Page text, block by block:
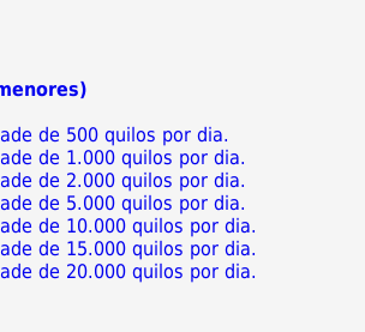
de 500 quilos por dia.
de 1.000 quilos por dia.
de 2.000 quilos por dia.
de 5.000 quilos por dia.
de 10.000 quilos por dia.
de 15.000 quilos por dia.
de 20.000 quilos por dia.